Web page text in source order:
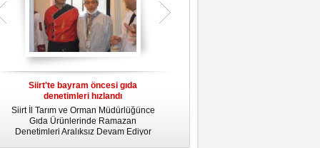
Siirt'te bayram öncesi gıda
denetimleri hızlandı
Siirt İl Tarım ve Orman Müdürlüğünce
Gıda Ürünlerinde Ramazan
Denetimleri Aralıksız Devam Ediyor